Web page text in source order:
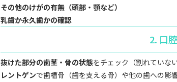
その他のけがの有無（頭部・顎など）
乳歯か永久歯かの確認
2. 口
抜けた部分の歯茎・骨の状態をチェック（割れていな
レントゲンで歯槽骨（歯を支える骨）や他の歯への影